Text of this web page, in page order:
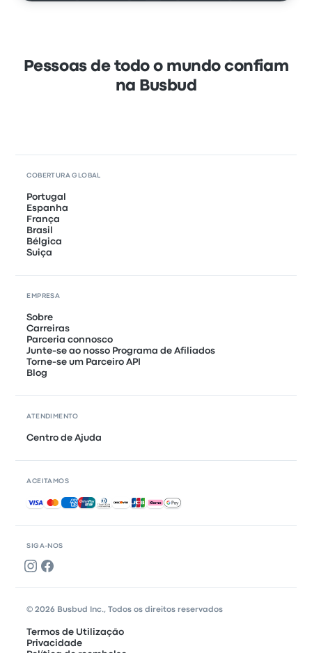
Pessoas de todo o mundo confiam
na Busbud
SIGA-NOS
COBERTURA GLOBAL
Portugal
Espanha
França
Brasil
Bélgica
Suiça
EMPRESA
Sobre
Carreiras
Parceria connosco
Junte-se ao nosso Programa de Afiliados
Torne-se um Parceiro API
Blog
ATENDIMENTO
Centro de Ajuda
ACEITAMOS
Pagamentos aceites
© 2026 Busbud Inc., Todos os direitos reservados
Termos de Utilização
Privacidade